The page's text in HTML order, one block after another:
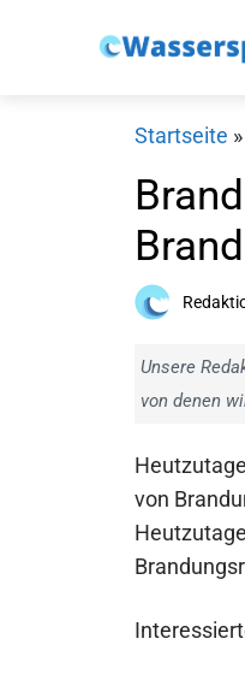
Startseite »
Unsere
von denen
von